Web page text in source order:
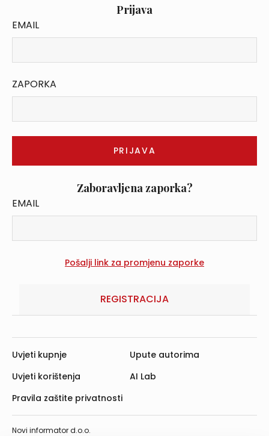
Prijava
EMAIL
ZAPORKA
Zaboravljena zaporka?
EMAIL
REGISTRACIJA
Novi informator d.o.o.
Uvjeti kupnje
Uvjeti korištenja
Pravila zaštite privatnosti
Upute autorima
AI Lab